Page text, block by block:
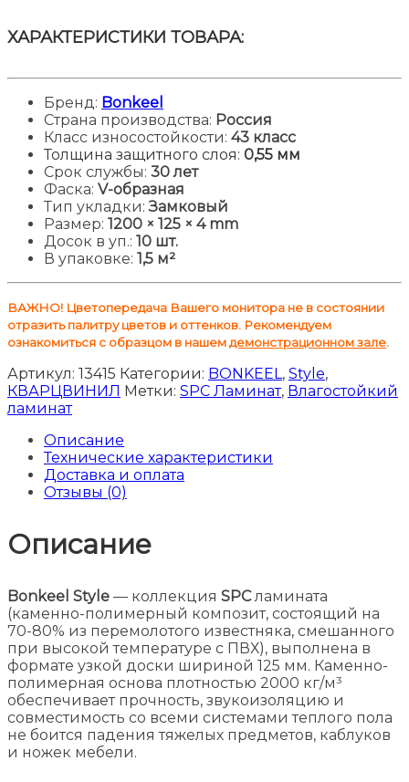
ХАРАКТЕРИСТИКИ ТОВАРА:
Бренд: Bonkeel
Страна производства: Россия
Класс износостойкости: 43 класс
Толщина защитного слоя: 0,55 мм
Срок службы: 30 лет
Фаска: V-образная
Тип укладки:Замковый
Размер: 1200 × 125 × 4 mm
Досок в уп.: 10 шт.
В упаковке: 1,5 м²
ВАЖНО! Цветопередача Вашего монитора не в состоянии
отразить палитру цветов и оттенков. Рекомендуем
ознакомиться с образцом в нашемдемонстрационном зале.
Артикул: 13415 Категории: BONKEEL, Style,
КВАРЦВИНИЛ Метки: SPC Ламинат, Влагостойкий
ламинат
Описание
Технические характеристики
Доставка и оплата
Отзывы (0)
Описание
Bonkeel Style — коллекция SPCламината
(каменно-полимерный композит, состоящий на
70-80% из перемолотого известняка, смешанного
при высокой температуре с ПВХ), выполнена в
формате узкой доски шириной 125 мм. Каменно-
полимерная основа плотностью 2000 кг/м³
обеспечивает прочность, звукоизоляцию и
совместимость со всеми системами теплого пола
не боится падения тяжелых предметов, каблуков
и ножек мебели.